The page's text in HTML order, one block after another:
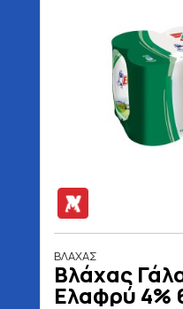
ΒΛΑΧΑΣ
Βλάχας
Ελαφρύ 4%